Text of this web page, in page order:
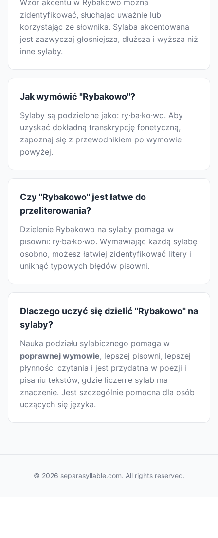
Wzór akcentu w Rybakowo można
zidentyfikować, słuchając uważnie lub
korzystając ze słownika. Sylaba akcentowana
jest zazwyczaj głośniejsza, dłuższa i wyższa niż
inne sylaby.
Jak wymówić "Rybakowo"?
Sylaby są podzielone jako: ry·ba·ko·wo. Aby
uzyskać dokładną transkrypcję fonetyczną,
zapoznaj się z przewodnikiem po wymowie
powyżej.
Czy "Rybakowo" jest łatwe do
przeliterowania?
Dzielenie Rybakowo na sylaby pomaga w
pisowni: ry·ba·ko·wo. Wymawiając każdą sylabę
osobno, możesz łatwiej zidentyfikować litery i
uniknąć typowych błędów pisowni.
Dlaczego uczyć się dzielić "Rybakowo" na
sylaby?
Nauka podziału sylabicznego pomaga w
poprawnej wymowie, lepszej pisowni, lepszej
płynności czytania i jest przydatna w poezji i
pisaniu tekstów, gdzie liczenie sylab ma
znaczenie. Jest szczególnie pomocna dla osób
uczących się języka.
© 2026 separasyllable.com. All rights reserved.